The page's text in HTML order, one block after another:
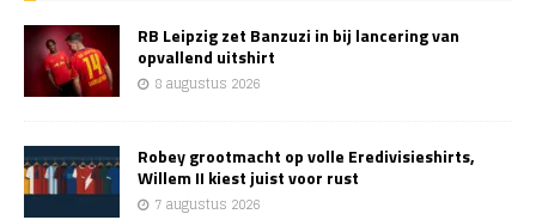
RB Leipzig zet Banzuzi in bij lancering van
opvallend uitshirt
8 augustus 2026
Robey grootmacht op volle Eredivisieshirts,
Willem II kiest juist voor rust
7 augustus 2026